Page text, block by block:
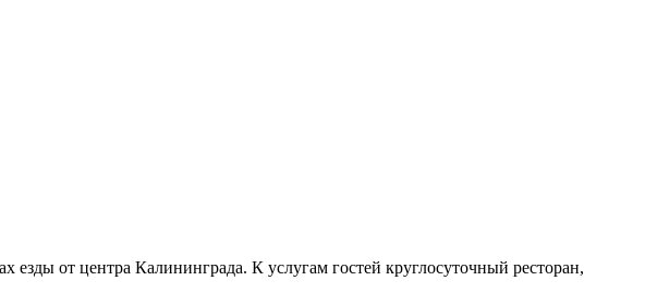
езды от центра Калининграда. К услугам гостей круглосуточный ресторан,